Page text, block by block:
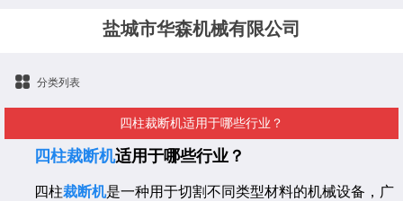
盐城市华森机械有限公司
分类列表
四柱裁断机适用于哪些行业？
四柱裁断机适用于哪些行业？
四柱裁断机是一种用于切割不同类型材料的机械设备，广